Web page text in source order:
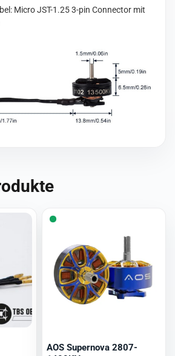
Micro JST-1.25 3-pin Connector mit
AOS Supernova 2807-